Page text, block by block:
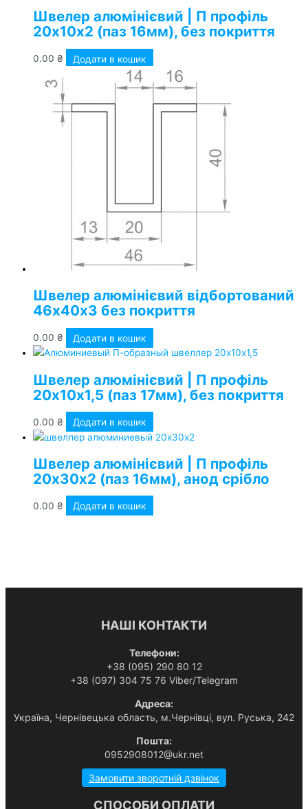
Швелер алюмінієвий | П профіль
20х10х2 (паз 16мм), без покриття
0.00 ₴ Додати в кошик
Швелер алюмінієвий відбортований
46х40х3 без покриття
0.00 ₴ Додати в кошик
Швелер алюмінієвий | П профіль
20х10х1,5 (паз 17мм), без покриття
0.00 ₴ Додати в кошик
Швелер алюмінієвий | П профіль
20х30х2 (паз 16мм), анод срібло
0.00 ₴ Додати в кошик
НАШІ КОНТАКТИ
Телефони:
+38 (095) 290 80 12
+38 (097) 304 75 76 Viber/Telegram
Адреса:
Українa, Чернівецька область, м.Чернівці, вул. Руська, 242
Пошта:
0952908012@ukr.net
Замовити зворотній дзвінок
СПОСОБИ ОПЛАТИ